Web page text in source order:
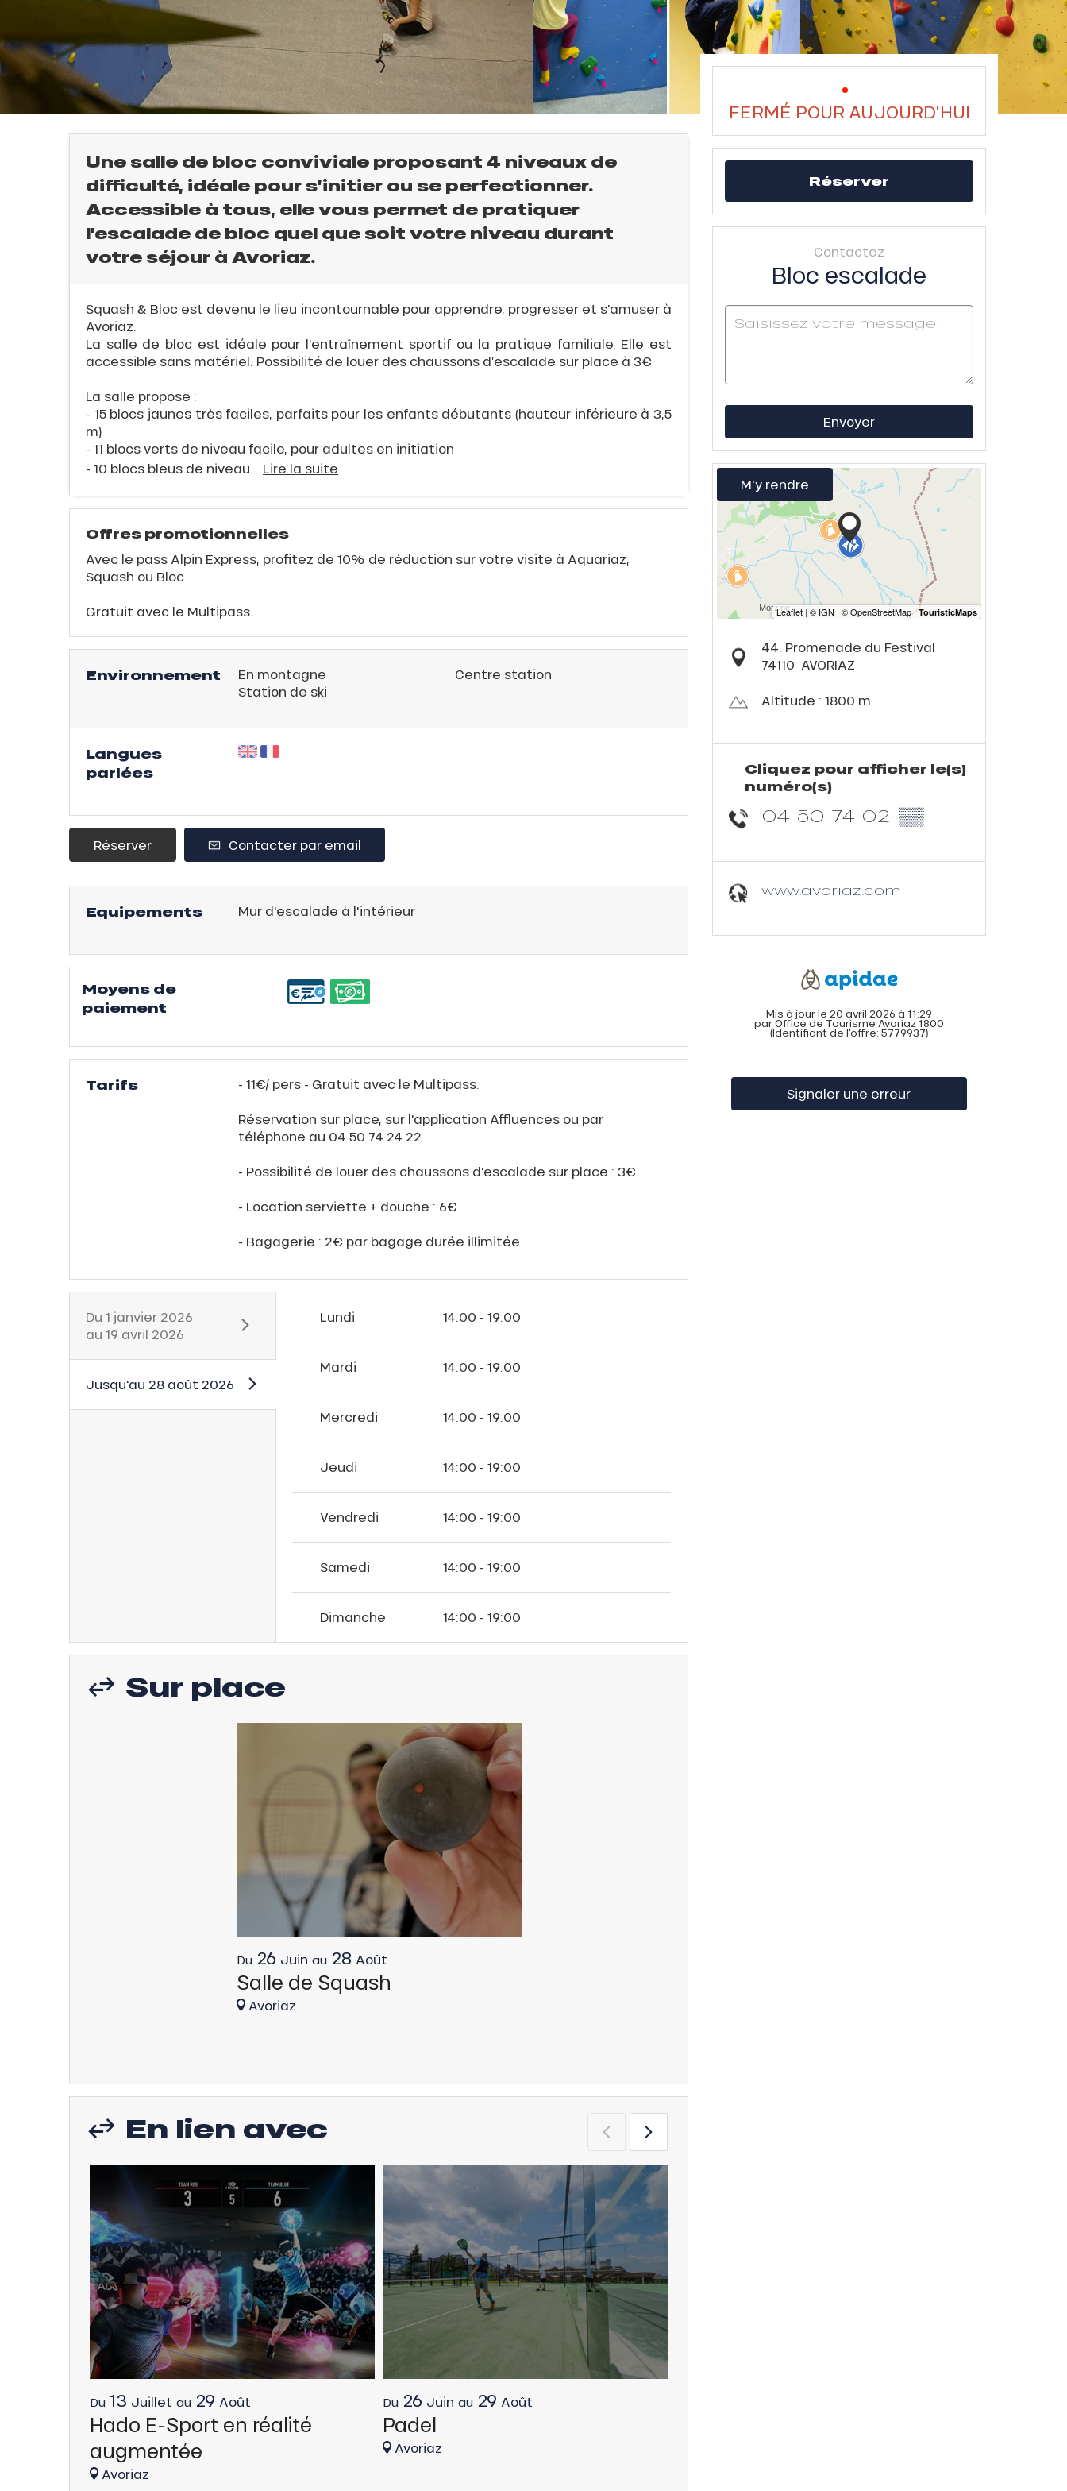
Une salle de bloc conviviale proposant 4 niveaux de
difficulté, idéale pour s’initier ou se perfectionner.
Accessible à tous, elle vous permet de pratiquer
l’escalade de bloc quel que soit votre niveau durant
votre séjour à Avoriaz.
Squash & Bloc est devenu le lieu incontournable pour apprendre, progresser et s'amuser à
Avoriaz.
La salle de bloc est idéale pour l'entraînement sportif ou la pratique familiale. Elle est
accessible sans matériel. Possibilité de louer des chaussons d’escalade sur place à 3€
La salle propose :
- 15 blocs jaunes très faciles, parfaits pour les enfants débutants (hauteur inférieure à 3,5
m)
- 11 blocs verts de niveau facile, pour adultes en initiation
- 10 blocs bleus de niveau... Lire la suite
Offres promotionnelles
Avec le pass Alpin Express, profitez de 10% de réduction sur votre visite à Aquariaz,
Squash ou Bloc.
Gratuit avec le Multipass.
Environnement En montagne
Centre station
Station de ski
Langues
parlées
Réserver Contacter par email
Equipements Mur d'escalade à l'intérieur
Moyens de
paiement
Tarifs - 11€/ pers - Gratuit avec le Multipass.
Réservation sur place, sur l'application Affluences ou par
téléphone au 04 50 74 24 22
- Possibilité de louer des chaussons d'escalade sur place : 3€.
- Location serviette + douche : 6€
- Bagagerie : 2€ par bagage durée illimitée.
Du 1 janvier 2026
au 19 avril 2026
Jusqu'au 28 août 2026
Lundi 14:00 - 19:00
Mardi 14:00 - 19:00
Mercredi 14:00 - 19:00
Jeudi 14:00 - 19:00
Vendredi 14:00 - 19:00
Samedi 14:00 - 19:00
Dimanche 14:00 - 19:00
Sur place
Du 26 Juin au 28 Août
Salle de Squash
Avoriaz
En lien avec
Du 13 Juillet au 29 Août
Hado E-Sport en réalité
augmentée
Avoriaz
Du 26 Juin au 29 Août
Padel
Avoriaz
FERMÉ POUR AUJOURD'HUI
Réserver
Contactez
Bloc escalade
Envoyer
M'y rendre
44. Promenade du Festival
74110 AVORIAZ
Altitude : 1800 m
Cliquez pour afficher le(s)
numéro(s)
04 50 74 02 ▒▒
www.avoriaz.com
Mis à jour le 20 avril 2026 à 11:29
par Office de Tourisme Avoriaz 1800
(Identifiant de l'offre: 5779937)
Signaler une erreur